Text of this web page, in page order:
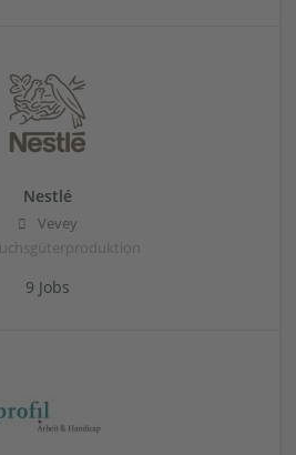
Nestlé
Vevey
9 Jobs